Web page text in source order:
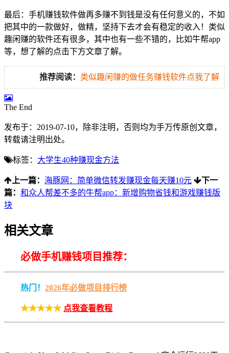
最后：手机赚钱软件做再多赚不到钱是没有任何意义的，不如
把其中的一款做好，做精，坚持下去才会有稳定的收入！ 类似
趣闲赚的软件还有很多，其中也有一些不错的，比如牛帮app
等，想了解的点击下方文章了解。
推荐阅读： 类似趣闲赚的做任务赚钱软件点我了解
The End
发布于：2019-07-10，除非注明，否则均为手万传原创文章，
转载请注明出处。
标签： 大学生40种赚现金方法
上一篇： 海豚网：简单微信转发赚现金每天赚10元
下一
篇： 和众人帮差不多的牛帮app：新增购物省钱和游戏赚钱版
块
相关文章
必做手机赚钱项目推荐：
热门！ 2026年必做项目排行榜
★★★★★ 点我查看教程